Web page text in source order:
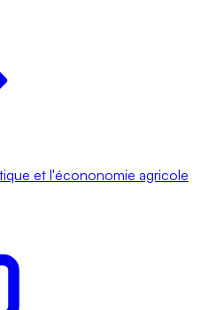
et l'écononomie agricole